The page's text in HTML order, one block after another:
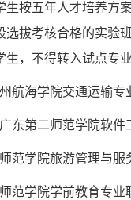
生按五年人才培养方
选拔考核合格的实验
，不得转入试点专
航海学院交通运输专
东第二师范学院软件
范学院旅游管理与服
范学院学前教育专业